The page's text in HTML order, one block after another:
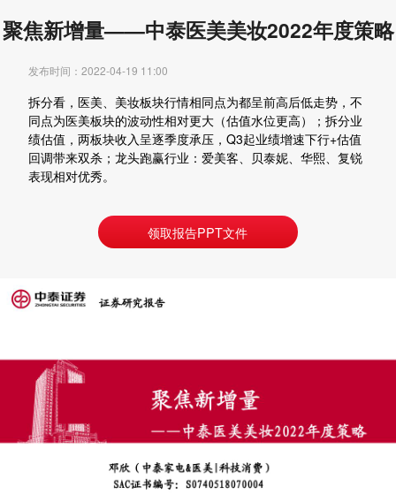
聚焦新增量——中泰医美美妆2022年度策略
发布时间：2022-04-19 11:00
拆分看，医美、美妆板块行情相同点为都呈前高后低走势，不
同点为医美板块的波动性相对更大（估值水位更高）；拆分业
绩估值，两板块收入呈逐季度承压，Q3起业绩增速下行+估值
回调带来双杀；龙头跑赢行业：爱美客、贝泰妮、华熙、复锐
表现相对优秀。
领取报告PPT文件